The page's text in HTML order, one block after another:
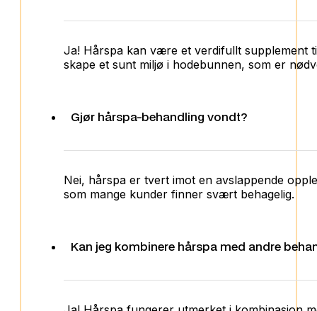
Ja! Hårspa kan være et verdifullt supplement
skape et sunt miljø i hodebunnen, som er
Gjør hårspa-behandling vondt?
Nei, hårspa er tvert imot en avslappende
som mange kunder finner svært behagelig.
Kan jeg kombinere hårspa med andre